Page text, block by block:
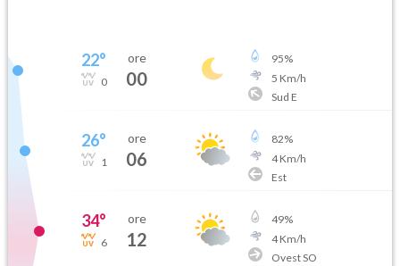
22°
0
ore
00
95%
5 Km/h
Sud E
26°
1
ore
06
82%
4Km/h
Est
34°
6
ore
12
49%
4Km/h
Ovest SO